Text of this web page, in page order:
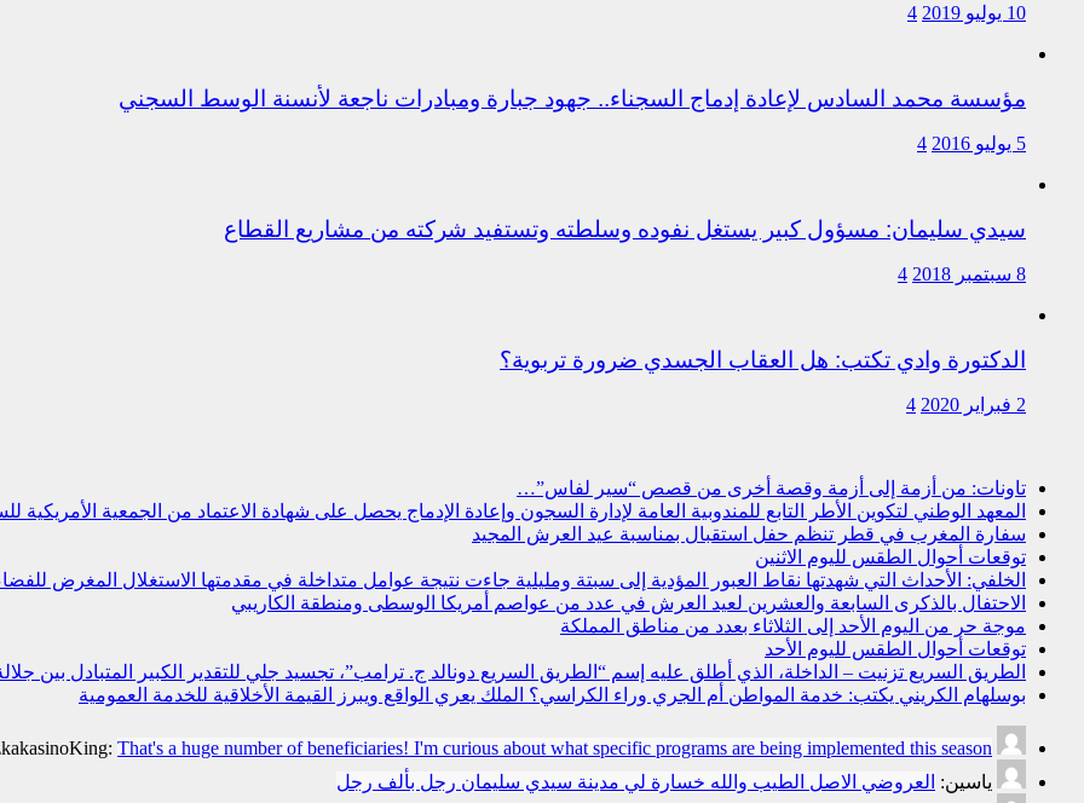
10 يوليو 2019 4
مؤسسة محمد السادس لإعادة إدماج السجناء.. جهود جبارة ومبادرات ناجعة لأنسنة الوسط السجني
5 يوليو 2016 4
سيدي سليمان: مسؤول كبير يستغل نفوده وسلطته وتستفيد شركته من مشاريع القطاع
8 سبتمبر 2018 4
الدكتورة وادي تكتب: هل العقاب الجسدي ضرورة تربوية؟
2 فبراير 2020 4
تاونات: من أزمة إلى أزمة وقصة أخرى من قصص “سير لفاس”…
المعهد الوطني لتكوين الأطر التابع للمندوبية العامة لإدارة السجون وإعادة الإدماج يحصل على شهادة الاعتماد من الجمعية الأمريكية
سفارة المغرب في قطر تنظم حفل استقبال بمناسبة عيد العرش المجيد
توقعات أحوال الطقس لليوم الاثنين
الخلفي: الأحداث التي شهدتها نقاط العبور المؤدية إلى سبتة ومليلية جاءت نتيجة عوامل متداخلة في مقدمتها الاستغلال المغرض
الاحتفال بالذكرى السابعة والعشرين لعيد العرش في عدد من عواصم أمريكا الوسطى ومنطقة الكاريبي
موجة حر من اليوم الأحد إلى الثلاثاء بعدد من مناطق المملكة
توقعات أحوال الطقس لليوم الأحد
الطريق السريع تزنيت – الداخلة، الذي أطلق عليه إسم “الطريق السريع دونالد ج. ترامب”، تجسيد جلي للتقدير الكبير المتبادل بين
بوسلهام الكريني يكتب: خدمة المواطن أم الجري وراء الكراسي؟ الملك يعري الواقع ويبرز القيمة الأخلاقية للخدمة العمومية
That's a huge number of beneficiaries! I'm curious about what specific programs are being implemented this season.
ياسين: العروضي الاصل الطيب والله خسارة لي مدينة سيدي سليمان رجل بألف رجل